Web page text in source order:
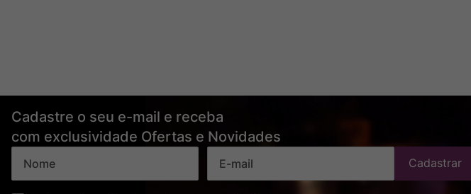
Cadastre o seu e-mail e receba
com exclusividade Ofertas e Novidades
Cadastrar